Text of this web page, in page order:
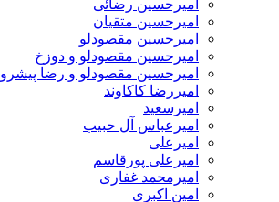
امیرحسین رضائی
امیرحسین متقیان
امیرحسین مقصودلو
امیرحسین مقصودلو و دوزخ
امیرحسین مقصودلو و رضا پیشرو
امیررضا کاکاوند
امیرسعید
امیرعباس آل حبیب
امیرعلی
امیرعلی پورقاسم
امیرمحمد غفاری
امین اکبری